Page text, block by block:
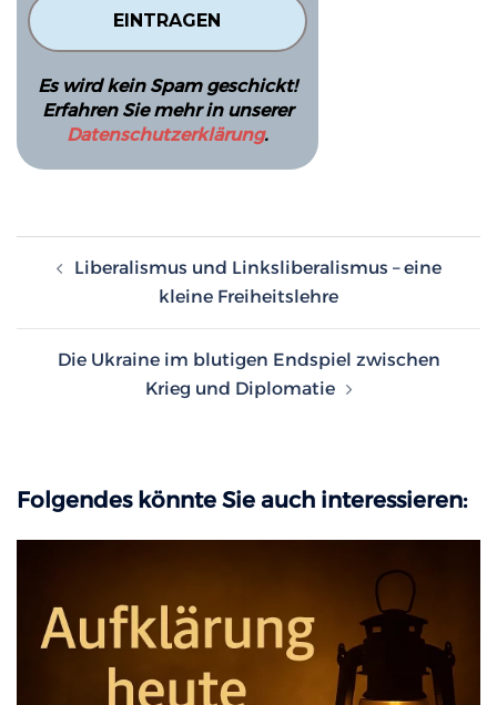
Es wird kein Spam geschickt!
Erfahren Sie mehr in unserer
Datenschutzerklärung.
Liberalismus und Linksliberalismus – eine
kleine Freiheitslehre
Die Ukraine im blutigen Endspiel zwischen
Krieg und Diplomatie
Folgendes könnte Sie auch interessieren: